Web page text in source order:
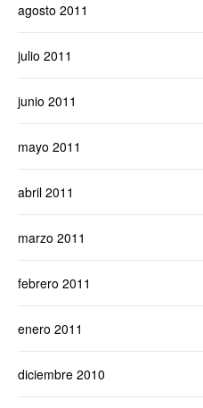
agosto 2011
julio 2011
junio 2011
mayo 2011
abril 2011
marzo 2011
febrero 2011
enero 2011
diciembre 2010